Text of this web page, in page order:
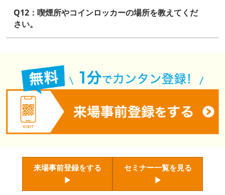
Q12：喫煙所やコインロッカーの場所を教えてくだ
さい。
お問い合わせ
来場事前登録をする
▶
セミナー一覧を見る
▶